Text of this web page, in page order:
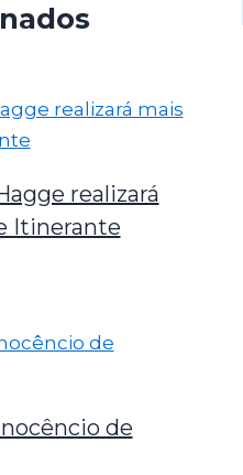
realizará
Itinerante
de